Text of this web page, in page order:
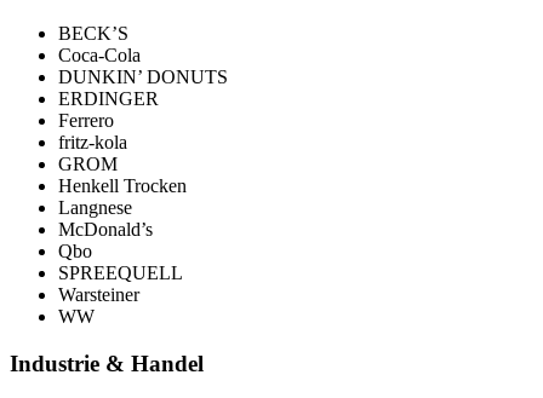
BECK’S
Coca-Cola
DUNKIN’ DONUTS
ERDINGER
Ferrero
fritz-kola
GROM
Henkell Trocken
Langnese
McDonald’s
Qbo
SPREEQUELL
Warsteiner
WW
Industrie & Handel